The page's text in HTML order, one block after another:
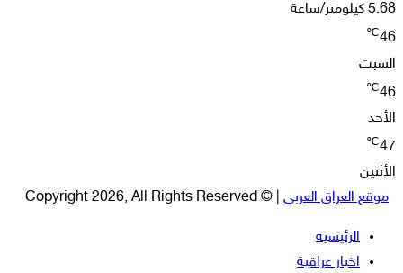
5.68 كيلومتر/ساعة
46
℃
السبت
46
℃
الأحد
47
℃
الأثنين
موقع العراق العربي | © Copyright 2026, All Rights Reserved
الرئيسية
اخبار عراقية